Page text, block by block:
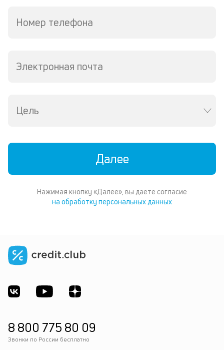
Номер телефона
Электронная почта
Цель
Далее
Нажимая кнопку «Далее», вы даете согласие
на обработку персональных данных
8 800 775 80 09
Звонки по России бесплатно